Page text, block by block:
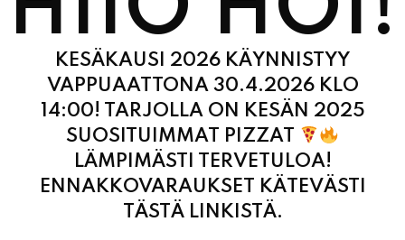
VAPPUAATTONA 30.4.2026 KLO
14:00! TARJOLLA ON KESÄN 2025
SUOSITUIMMAT PIZZAT
LÄMPIMÄSTI TERVETULOA!
ENNAKKOVARAUKSET KÄTEVÄSTI
TÄSTÄ LINKISTÄ.